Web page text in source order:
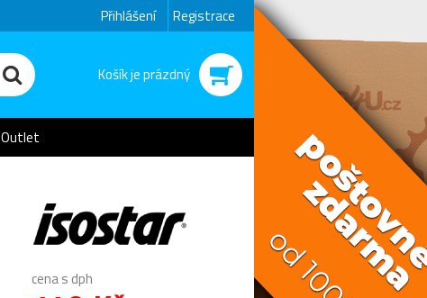
Přihlášení Registrace
Košík je prázdný
Outlet
cena s dph